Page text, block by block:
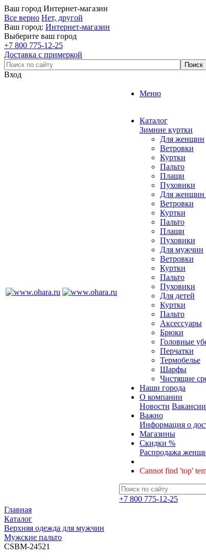
Ваш город Интернет-магазин
Все верно Нет, другой
Ваш город: Интернет-магазин
Выберите ваш город
+7 800 775-12-25
Доставка с примеркой
Вход
Меню
Каталог
Зимние куртки
Для женщин
Ветровки
Куртки
Пальто
Плащи
Пуховики
Для женщин
Ветровки
Куртки
Пальто
Плащи
Пуховики
Для мужчин
Ветровки
Куртки
Пальто
Пуховики
Для детей
Куртки
Пальто
Аксессуары
Брюки
Головные
Перчатки
Термобелье
Шарфы
Чистящие
Наши города
О компании
Новости Вакансии
Важно
Информация о
Магазины
Скидки %
Распродажа
Cannot find 'top'
+7 800 775-12-25
Главная
Каталог
Верхняя одежда для мужчин
Мужские пальто
CSBM-24521